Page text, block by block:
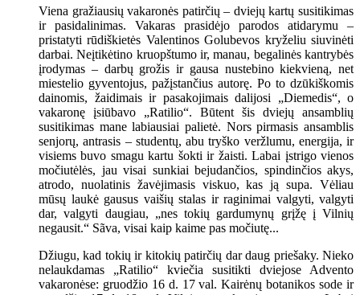
Viena gražiausių vakaronės patirčių – dviejų kartų susitikimas
ir pasidalinimas. Vakaras prasidėjo parodos atidarymu –
pristatyti rūdiškietės Valentinos Golubevos kryželiu siuvinėti
darbai. Neįtikėtino kruopštumo ir, manau, begalinės kantrybės
įrodymas – darbų grožis ir gausa nustebino kiekvieną, net
miestelio gyventojus, pažįstančius autorę. Po to dzūkiškomis
dainomis, žaidimais ir pasakojimais dalijosi „Diemedis“, o
vakaronę įsiūbavo „Ratilio“. Būtent šis dviejų ansamblių
susitikimas mane labiausiai palietė. Nors pirmasis ansamblis
senjorų, antrasis – studentų, abu tryško veržlumu, energija, ir
visiems buvo smagu kartu šokti ir žaisti. Labai įstrigo vienos
močiutėlės, jau visai sunkiai bejudančios, spindinčios akys,
atrodo, nuolatinis žavėjimasis viskuo, kas ją supa. Vėliau
mūsų laukė gausus vaišių stalas ir raginimai valgyti, valgyti
dar, valgyti daugiau, „nes tokių gardumynų grįžę į Vilnių
negausit.“ Sãva, visai kaip kaime pas močiutę...
Džiugu, kad tokių ir kitokių patirčių dar daug priešaky. Nieko
nelaukdamas „Ratilio“ kviečia susitikti dviejose Advento
vakaronėse: gruodžio 16 d. 17 val. Kairėnų botanikos sode ir